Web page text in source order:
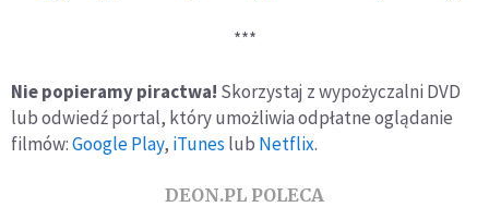
***
Nie popieramy piractwa! Skorzystaj z wypożyczalni DVD
lub odwiedź portal, który umożliwia odpłatne oglądanie
filmów:Google Play, iTunes lub Netflix.
DEON.PL POLECA